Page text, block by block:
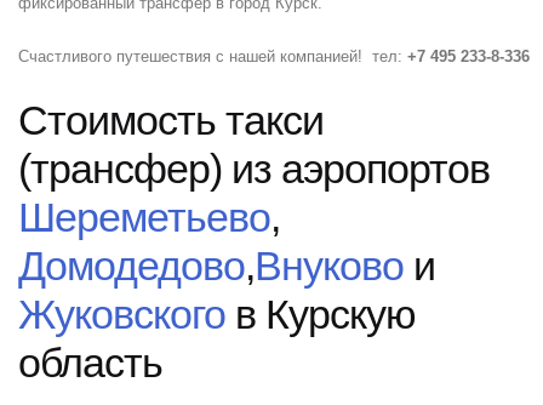
Счастливого путешествия с нашей компанией! тел: +7 495 233-8-336
Стоимость такси
(трансфер) из аэропортов
Шереметьево,
Домодедово,Внуково и
Жуковского в Курскую
область